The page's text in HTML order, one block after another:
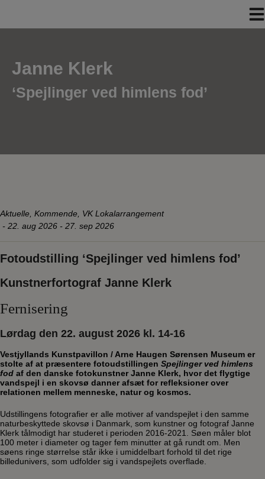
indholdet
Janne Klerk
‘Spejlinger ved himlens fod’
Aktuelle Kommende VK Lokalarrangement
- 22. aug 2026 - 27. sep 2026
Fotoudstilling ‘Spejlinger ved himlens fod’
Kunstnerfortograf Janne Klerk
Fernisering
Lørdag den 22. august 2026 kl. 14-16
Vestjyllands Kunstpavillon / Arne Haugen Sørensen Museum er
stolte af at præsentere fotoudstillingen Spejlinger ved himlens
fod af den danske fotokunstner Janne Klerk, hvor det flygtige
vandspejl i en skovsø danner afsæt for refleksioner over
relationen mellem menneske, natur og kosmos.
Udstillingens fotografier er alle motiver af vandspejlet i den samme
naturbeskyttede skovsø i Danmark, som kunstner og fotograf Janne
Klerk tålmodigt har studeret i perioden 2016-2021. Søen måler blot
100 meter i diameter og tager fem minutter at gå rundt om. Men
søens ringe størrelse står ikke i umiddelbart forhold til det rige
billedunivers, som udfolder sig i vandspejlets overflade.